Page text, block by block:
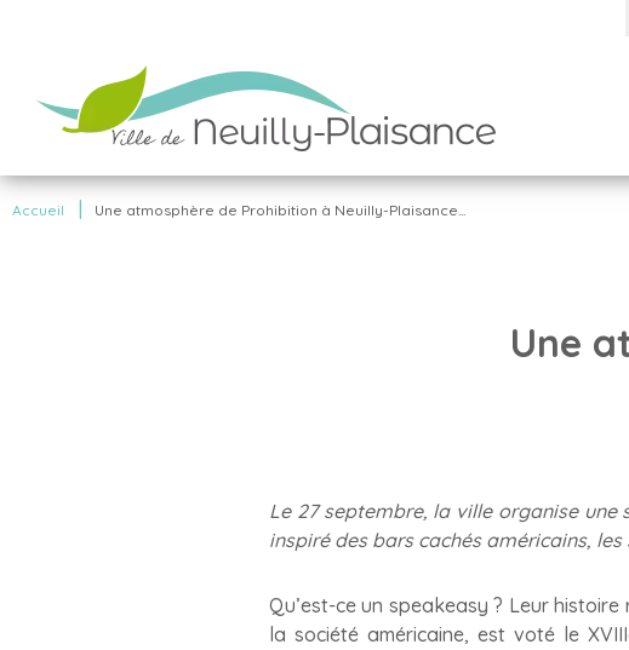
Accueil Une atmosphère de Prohibition à Neuilly-Plaisance...
Une
Le 27 septembre, la ville organise une
inspiré des bars cachés américains, les
Qu’est-ce un speakeasy ? Leur histoire
la société américaine, est voté le